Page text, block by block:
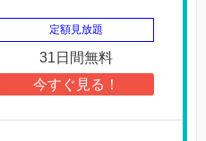
定額見放題
31日間無料
今すぐ見る！